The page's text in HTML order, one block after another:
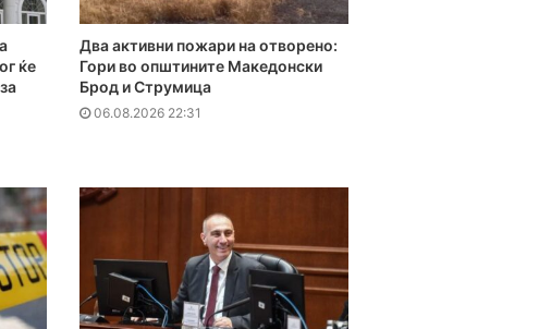
ќе
Два активни пожари на отворено:
Гори во општините Македонски
Брод и Струмица
06.08.2026 22:31